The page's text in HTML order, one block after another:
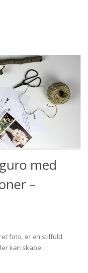
med
–
foto, er en stilfuld
kan skabe…